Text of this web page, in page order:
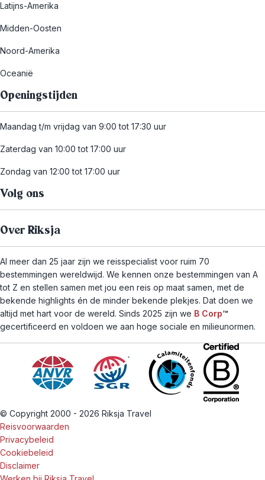
Latijns-Amerika
Midden-Oosten
Noord-Amerika
Oceanië
Openingstijden
Maandag t/m vrijdag van 9:00 tot 17:30 uur
Zaterdag van 10:00 tot 17:00 uur
Zondag van 12:00 tot 17:00 uur
Volg ons
Over Riksja
Al meer dan 25 jaar zijn we reisspecialist voor ruim 70
bestemmingen wereldwijd. We kennen onze bestemmingen van A
tot Z en stellen samen met jou een reis op maat samen, met de
bekende highlights én de minder bekende plekjes. Dat doen we
altijd met hart voor de wereld. Sinds 2025 zijn we B Corp™
gecertificeerd en voldoen we aan hoge sociale en milieunormen.
© Copyright 2000 - 2026 Riksja Travel
Reisvoorwaarden
Privacybeleid
Cookiebeleid
Disclaimer